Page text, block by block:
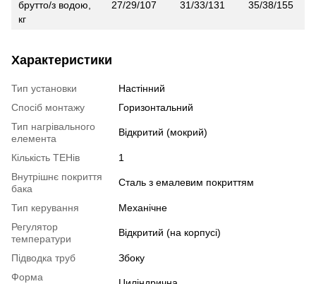
брутто/з водою,
кг
27/29/107 31/33/131 35/38/155
Характеристики
Тип установки
Настінний
Спосіб монтажу
Горизонтальний
Тип нагрівального
елемента
Відкритий (мокрий)
Кількість ТЕНів
1
Внутрішнє покриття
бака
Сталь з емалевим покриттям
Тип керування
Механічне
Регулятор
температури
Відкритий (на корпусі)
Підводка труб
Збоку
Форма